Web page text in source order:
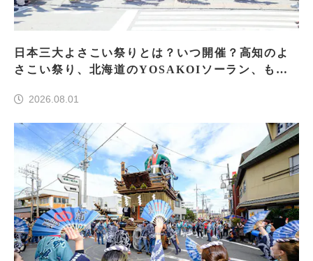
日本三大よさこい祭りとは？いつ開催？高知のよ
さこい祭り、北海道のYOSAKOIソーラン、もう
2026.08.01